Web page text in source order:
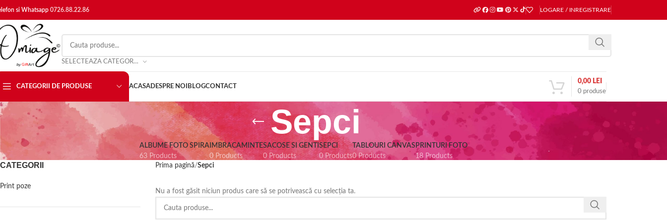
si Whatsapp 0726.88.22.86 LOGARE / INREGISTRARE
SELECTEAZA CATEGORIE
CATEGORII DE PRODUSE ACASADESPRE NOI BLOGCONTACT
0 produse
0,00 LEI
Sepci
ALBUME FOTO SPIRA
63 Products
IMBRACAMINTE
0 Products
SACOSE SI GENTI
0 Products
SEPCI
0 Products
TABLOURI CANVAS
0 Products
PRINTURI FOTO
18 Products
CATEGORII
Print poze
Prima pagină Sepci
Nu a fost găsit niciun produs care să se potrivească cu selecția ta.